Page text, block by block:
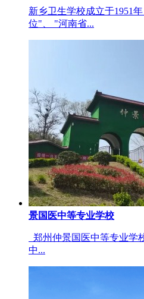
新乡卫生学校成立于1951
位"、 "河南省...
景国医中等专业学校
郑州仲景国医中等专业学
中...